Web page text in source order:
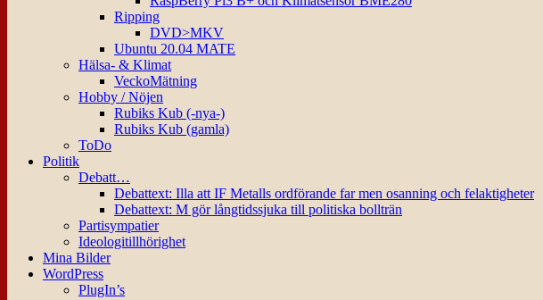
Ripping
DVD>MKV
Ubuntu 20.04 MATE
Hälsa- & Klimat
VeckoMätning
Hobby / Nöjen
Rubiks Kub (-nya-)
Rubiks Kub (gamla)
ToDo
Politik
Debatt…
Debattext: Illa att IF Metalls ordförande far men osanning och felaktigheter
Debattext: M gör långtidssjuka till politiska bollträn
Partisympatier
Ideologitillhörighet
Mina Bilder
WordPress
PlugIn’s